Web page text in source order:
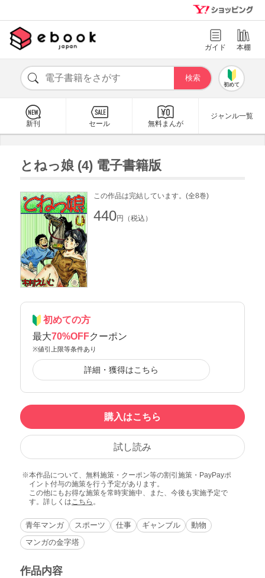
ガイド 本棚
初めて
新刊 セール 無料まんが
ジャンル一覧
とねっ娘 (4) 電子書籍版
この作品は完結しています。(全8巻)
440円（税込）
初めての方
最大70%OFFクーポン
※値引上限等条件あり
詳細・獲得はこちら
購入はこちら
試し読み
本作品について、無料施策・クーポン等の割引施策・PayPayポ
イント付与の施策を行う予定があります。
この他にもお得な施策を常時実施中、また、今後も実施予定で
す。詳しくはこちら 。
青年マンガ スポーツ 仕事 ギャンブル
動物
マンガの金字塔
作品内容